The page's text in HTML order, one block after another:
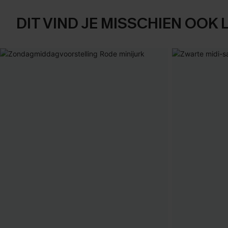
DIT VIND JE MISSCHIEN OOK